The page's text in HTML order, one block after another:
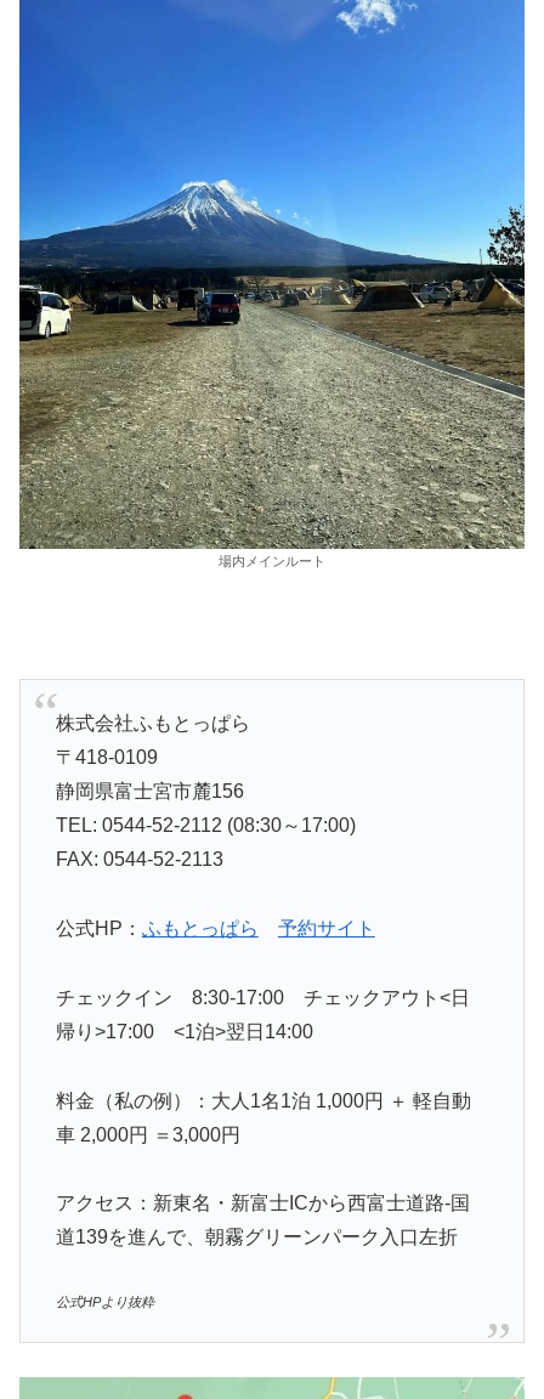
場内メインルート
株式会社ふもとっぱら
〒418-0109
静岡県富士宮市麓156
TEL: 0544-52-2112 (08:30～17:00)
FAX: 0544-52-2113
公式HP： ふもとっぱら 予約サイト
チェックイン 8:30-17:00 チェックアウト<日
帰り>17:00 <1泊>翌日14:00
料金（私の例）：大人1名1泊 1,000円 ＋ 軽自動
車 2,000円 ＝3,000円
アクセス：新東名・新富士ICから西富士道路-国
道139を進んで、朝霧グリーンパーク入口左折
公式HPより抜粋